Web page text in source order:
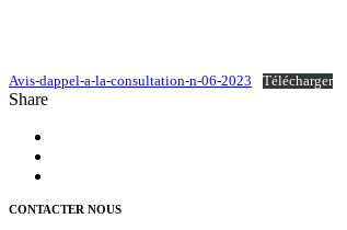
Avis-dappel-a-la-consultation-n-06-2023 Télécharger
Share
CONTACTER NOUS